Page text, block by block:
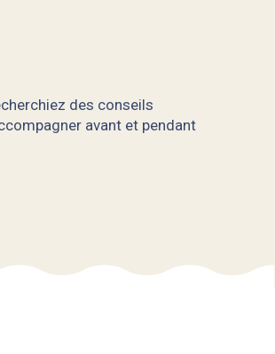
des conseils
avant et pendant